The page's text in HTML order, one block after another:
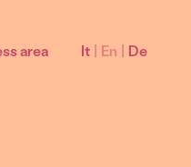
area It | En | De